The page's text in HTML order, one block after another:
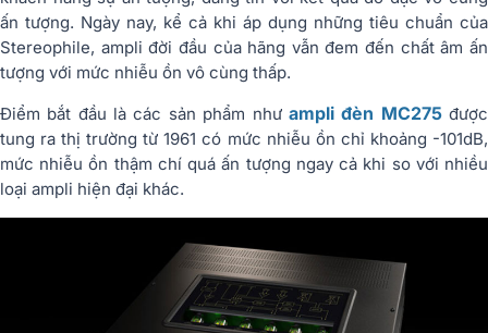
ấn tượng. Ngày nay, kể cả khi áp dụng những tiêu chuẩn của
Stereophile, ampli đời đầu của hãng vẫn đem đến chất âm ấn
tượng với mức nhiễu ồn vô cùng thấp.
Điểm bắt đầu là các sản phẩm như ampli đèn MC275được
tung ra thị trường từ 1961 có mức nhiễu ồn chỉ khoảng -101dB,
mức nhiễu ồn thậm chí quá ấn tượng ngay cả khi so với nhiều
loại ampli hiện đại khác.